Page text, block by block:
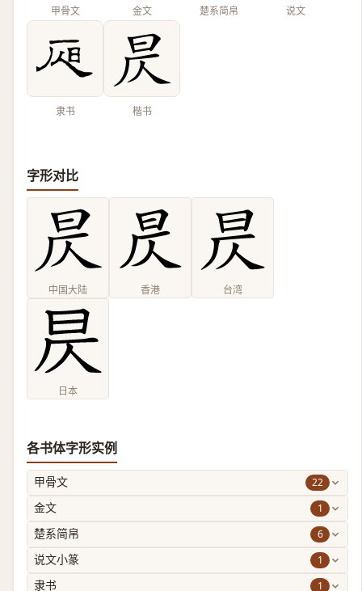
甲骨文 金文 楚系简帛 说文
隶书 楷书
字形对比
中国大陆 香港 台湾
日本
各书体字形实例
甲骨文 22
金文 1
楚系简帛 6
说文小篆 1
隶书 1